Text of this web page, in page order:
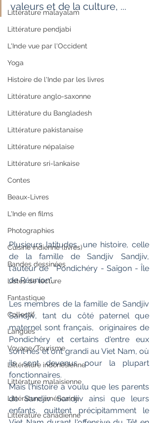
Littérature malayalam
Littérature pendjabi
L'Inde vue par l'Occident
Yoga
Histoire de l'Inde par les livres
Littérature anglo-saxonne
Littérature du Bangladesh
Littérature pakistanaise
Littérature népalaise
Littérature sri-lankaise
Contes
Beaux-Livres
L'Inde en films
Photographies
Cuisine indienne (livres)
Bandes dessinées
Listes de lecture
Fantastique
Collectif
Langues
Voyage/Tourisme
Littérature indonésienne
Littérature malaisienne
Littérature américaine
Littérature canadienne
valeurs et de la culture, ...
Plusieurs latitudes, une histoire, celle
de la famille de Sandjiv Sandjiv,
l'auteur de  "Pondichéry - Saïgon - Île
de Réunion".
Les membres de la famille de Sandjiv
Sandjiv, tant du côté paternel que
maternel sont français,  originaires de
Pondichéry et certains d'entre eux
sont nés et ont grandi au Viet Nam, où
ils sont devenus pour la plupart
fonctionnaires.
Mais l'histoire a voulu que les parents
de Sandjiv Sandjiv ainsi que leurs
enfants, quittent précipitamment le